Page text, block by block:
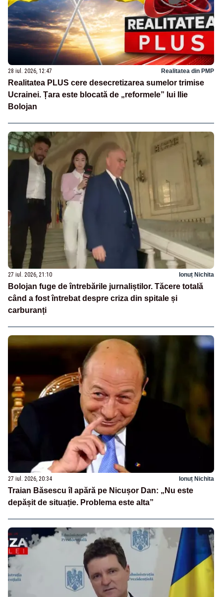
28 iul. 2026, 12:47 Realitatea din PMP
Realitatea PLUS cere desecretizarea sumelor trimise
Ucrainei. Țara este blocată de „reformele” lui Ilie
Bolojan
27 iul. 2026, 21:10 Ionuț Nichita
Bolojan fuge de întrebările jurnaliștilor. Tăcere totală
când a fost întrebat despre criza din spitale și
carburanți
27 iul. 2026, 20:34 Ionuț Nichita
Traian Băsescu îl apără pe Nicușor Dan: „Nu este
depășit de situație. Problema este alta”